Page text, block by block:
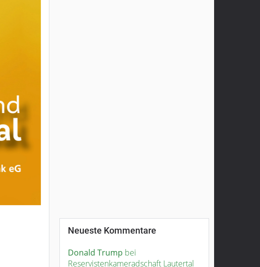
Neueste Kommentare
Donald Trump bei
Reservistenkameradschaft Lautertal